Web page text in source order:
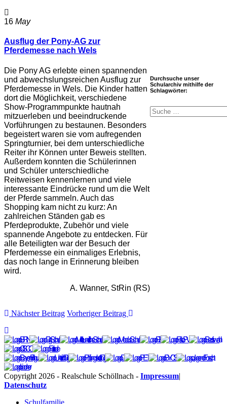
16 May
Ausflug der Pony-AG zur
Pferdemesse nach Wels
Die Pony AG erlebte einen spannenden
und abwechslungsreichen Ausflug zur
Pferdemesse in Wels. Die Kinder hatten
dort die Möglichkeit, verschiedene
Show-Programmpunkte hautnah
mitzuerleben und beeindruckende
Vorführungen zu bestaunen. Besonders
begeistert waren sie vom aufregenden
Springturnier, bei dem unterschiedliche
Reiter ihr Können unter Beweis stellten.
Außerdem konnten die Schülerinnen
und Schüler unterschiedliche
Reitweisen kennenlernen und viele
interessante Eindrücke rund um die Welt
der Pferde sammeln. Auch das
Shopping kam nicht zu kurz: An
zahlreichen Ständen gab es
Pferdeprodukte, Zubehör und viele
spannende Angebote zu entdecken. Für
alle Beteiligten war der Besuch der
Pferdemesse ein einmaliges Erlebnis,
das noch lange in Erinnerung bleiben
wird.
A. Wanner, StRin (RS)
Durchsuche unser
Schularchiv mithilfe der
Schlagwörter:
Nächster Beitrag Vorheriger Beitrag
Copyright 2026 - Realschule Schöllnach - Impressum|
Datenschutz
Schulfamilie